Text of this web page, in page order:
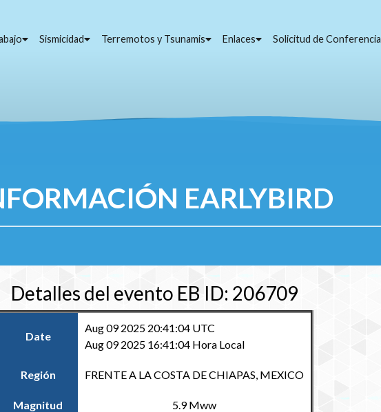
Sismicidad Terremotos y Tsunamis Enlaces Solicitud de Conferencia
EARLYBIRD
Detalles del evento EB ID: 206709
Date
Aug 09 2025 20:41:04 UTC
Aug 09 2025 16:41:04 Hora Local
Región FRENTE A LA COSTA DE CHIAPAS, MEXICO
Magnitud 5.9 Mww